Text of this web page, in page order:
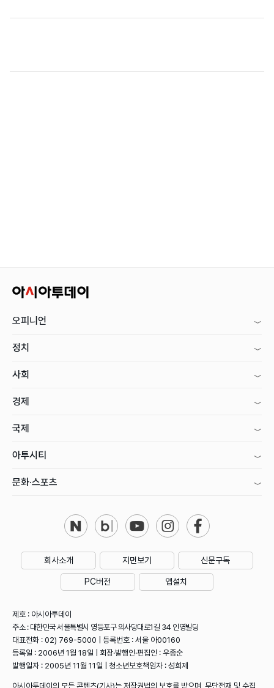
오피니언
정치
사회
경제
국제
아투시티
문화·스포츠
회사소개 지면보기 신문구독
PC버전 앱설치
제호 : 아시아투데이
주소 : 대한민국 서울특별시 영등포구 의사당대로1길 34 인영빌딩
대표전화 : 02) 769-5000 | 등록번호 : 서울 아00160
등록일 : 2006년 1월 18일 | 회장·발행인·편집인 : 우종순
발행일자 : 2005년 11월 11일 | 청소년보호책임자 : 성희제
아시아투데이의 모든 콘텐츠(기사)는 저작권법의 보호를 받으며, 무단전재 및 수집,